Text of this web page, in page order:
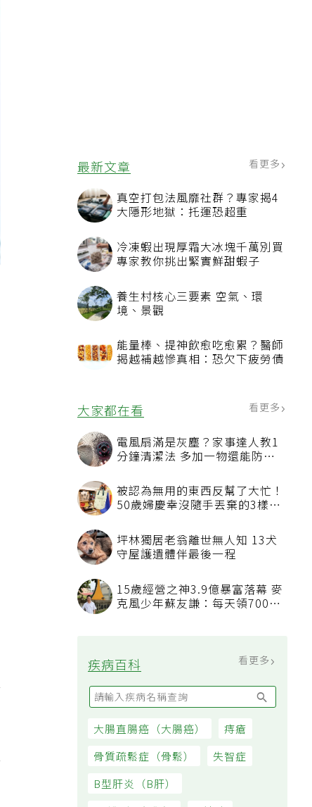
最新文章 看更多
真空打包法風靡社群？專家揭4
大隱形地獄：托運恐超重
冷凍蝦出現厚霜大冰塊千萬別買
專家教你挑出緊實鮮甜蝦子
養生村核心三要素 空氣、環
境、景觀
能量棒、提神飲愈吃愈累？醫師
揭越補越慘真相：恐欠下疲勞債
大家都在看
電風扇滿是灰塵？家事達人教1
汙附著
被認為無用的東西反幫了大忙！
品
坪林獨居老翁離世無人知 13犬
15歲經營之神3.9億暴富落幕 麥
疾病百科